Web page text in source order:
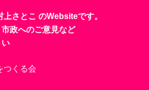
さとこ のWebsiteです。
政へのご意見など
い
つくる会